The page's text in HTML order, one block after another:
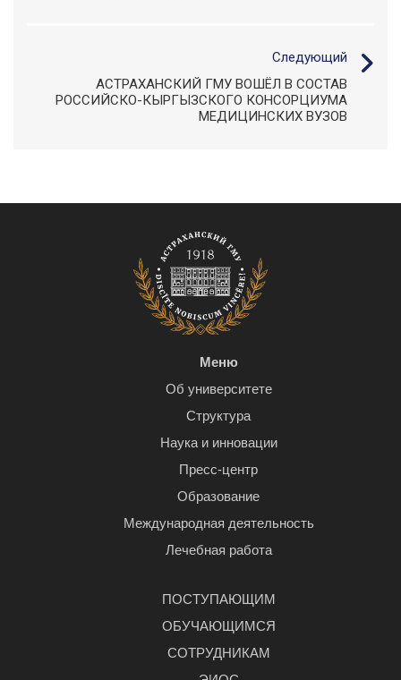
Следующий
АСТРАХАНСКИЙ ГМУ ВОШЁЛ В СОСТАВ
РОССИЙСКО-КЫРГЫЗСКОГО КОНСОРЦИУМА
МЕДИЦИНСКИХ ВУЗОВ
Меню
Об университете
Структура
Наука и инновации
Пресс-центр
Образование
Международная деятельность
Лечебная работа
ПОСТУПАЮЩИМ
ОБУЧАЮЩИМСЯ
СОТРУДНИКАМ